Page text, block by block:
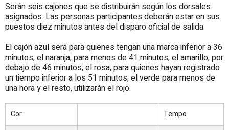
Serán seis cajones que se distribuirán según los dorsales
asignados. Las personas participantes deberán estar en sus
puestos diez minutos antes del disparo oficial de salida.
El cajón azul será para quienes tengan una marca inferior a 36
minutos; el naranja, para menos de 41 minutos; el amarillo, por
debajo de 46 minutos; el rosa, para quienes hayan registrado
un tiempo inferior a los 51 minutos; el verde para menos de
una hora y el resto, utilizarán el rojo.
Cor Tempo